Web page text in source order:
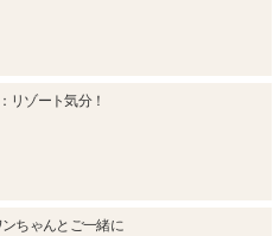
リゾート気分！
ちゃんとご一緒に